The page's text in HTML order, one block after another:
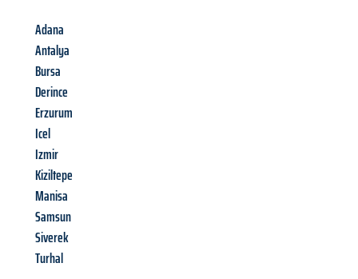
Adana
Antalya
Bursa
Derince
Erzurum
Icel
Izmir
Kiziltepe
Manisa
Samsun
Siverek
Turhal